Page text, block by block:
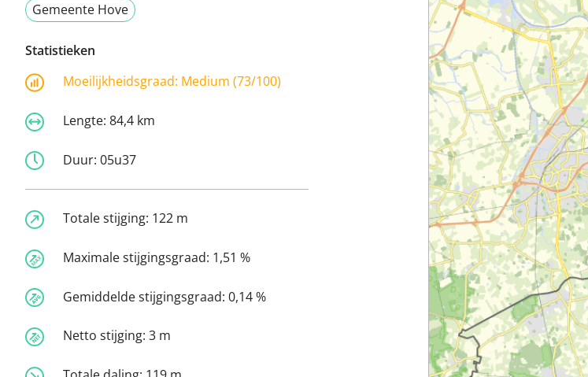
Gemeente Hove
Statistieken
Moeilijkheidsgraad: Medium (73/100)
Lengte: 84,4 km
Duur: 05u37
Totale stijging: 122 m
Maximale stijgingsgraad: 1,51 %
Gemiddelde stijgingsgraad: 0,14 %
Netto stijging: 3 m